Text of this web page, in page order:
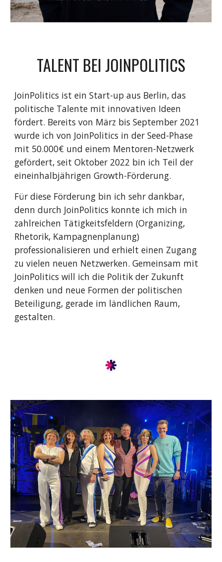
TALENT BEI JOINPOLITICS
JoinPolitics ist ein Start-up aus Berlin, das
politische Talente mit innovativen Ideen
fördert. Bereits von März bis September 2021
wurde ich von JoinPolitics in der Seed-Phase
mit 50.000€ und einem Mentoren-Netzwerk
gefördert, seit Oktober 2022 bin ich Teil der
eineinhalbjährigen Growth-Förderung.
Für diese Förderung bin ich sehr dankbar,
denn durch JoinPolitics konnte ich mich in
zahlreichen Tätigkeitsfeldern (Organizing,
Rhetorik, Kampagnenplanung)
professionalisieren und erhielt einen Zugang
zu vielen neuen Netzwerken. Gemeinsam mit
JoinPolitics will ich die Politik der Zukunft
denken und neue Formen der politischen
Beteiligung, gerade im ländlichen Raum,
gestalten.